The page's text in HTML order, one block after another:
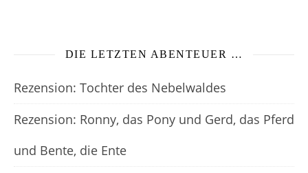
DIE LETZTEN ABENTEUER …
Rezension: Tochter des Nebelwaldes
Rezension: Ronny, das Pony und Gerd, das Pferd
und Bente, die Ente